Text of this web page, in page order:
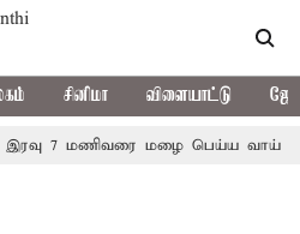
சினிமா விளையாட்டு
மணிவரை மழை பெய்ய வாய்ப்பு